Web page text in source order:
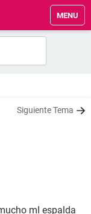
MENU
Siguiente Tema
mI espalda